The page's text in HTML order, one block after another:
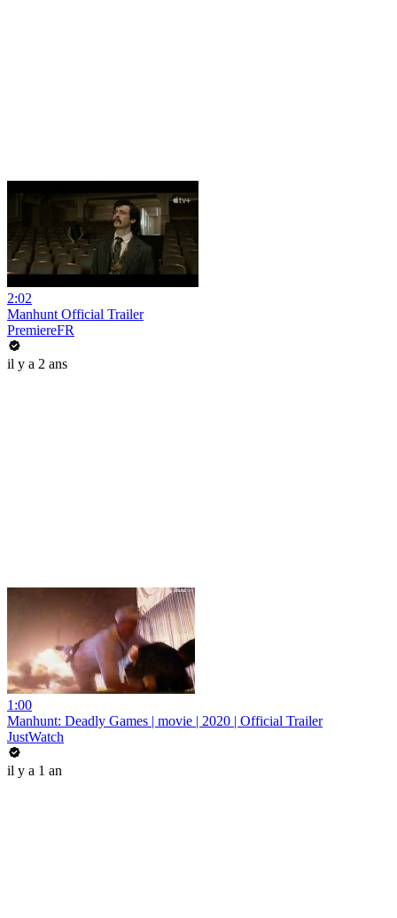
2:02
Manhunt Official Trailer
PremiereFR
il y a 2 ans
1:00
Manhunt: Deadly Games | movie | 2020 | Official Trailer
JustWatch
il y a 1 an